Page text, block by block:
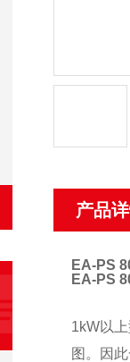
产品
EA-PS
EA-PS
1kW以
图。因